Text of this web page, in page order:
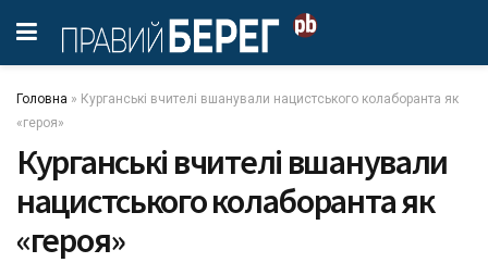
Головна » Курганські вчителі вшанували нацистського колаборанта як
«героя»
Курганські вчителі вшанували
нацистського колаборанта як
«героя»